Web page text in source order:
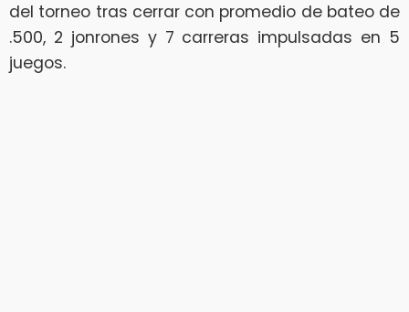
del torneo tras cerrar con promedio de bateo de
.500, 2 jonrones y 7 carreras impulsadas en 5
juegos.